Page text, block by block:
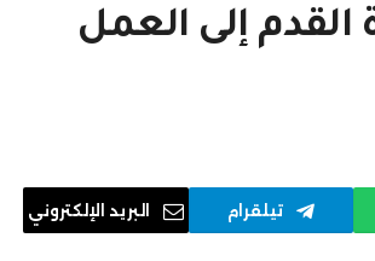
إلى العمل
تيلقرام البريد الإلكتروني